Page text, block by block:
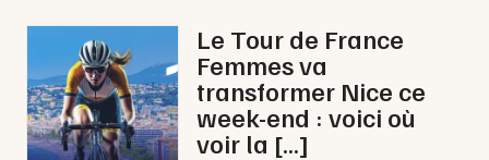
Le Tour de France
Femmes va
transformer Nice ce
week-end : voici où
voir la […]